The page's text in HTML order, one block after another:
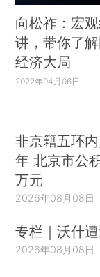
向松祚：宏
讲，带你了
经济大局
2022年04月06日
非京籍五环
年 北京市公
万元
2026年08月08日
专栏｜沃什
2026年08月08日